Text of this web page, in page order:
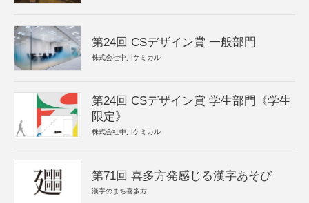
第24回 CSデザイン賞 一般部門
株式会社中川ケミカル
第24回 CSデザイン賞 学生部門《学生
限定》
株式会社中川ケミカル
第71回 喜多方発感じる漢字あそび
漢字のまち喜多方